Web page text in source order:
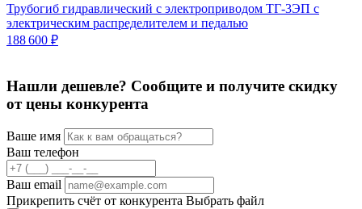
Трубогиб гидравлический с электроприводом ТГ-3ЭП с
электрическим распределителем и педалью
188 600 ₽
Нашли дешевле? Сообщите и получите скидку
от цены конкурента
Ваше имя
Ваш телефон
Ваш email
Прикрепить счёт от конкурента Выбрать файл